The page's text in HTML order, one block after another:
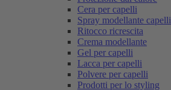
Cera per capelli
Spray modellante capelli
Ritocco ricrescita
Crema modellante
Gel per capelli
Lacca per capelli
Polvere per capelli
Prodotti per lo styling